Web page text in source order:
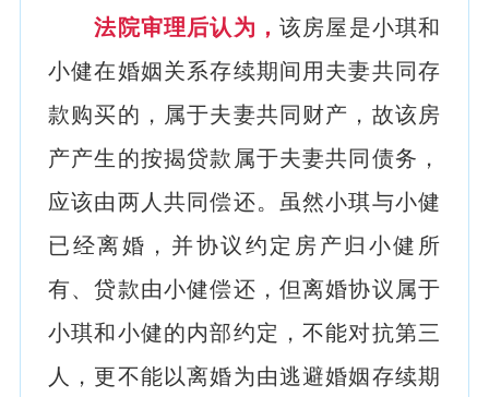
法院审理后认为， 该房屋是小琪和
小健在婚姻关系存续期间用夫妻共同存
款购买的，属于夫妻共同财产，故该房
产产生的按揭贷款属于夫妻共同债务，
应该由两人共同偿还。虽然小琪与小健
已经离婚，并协议约定房产归小健所
有、贷款由小健偿还，但离婚协议属于
小琪和小健的内部约定，不能对抗第三
人，更不能以离婚为由逃避婚姻存续期